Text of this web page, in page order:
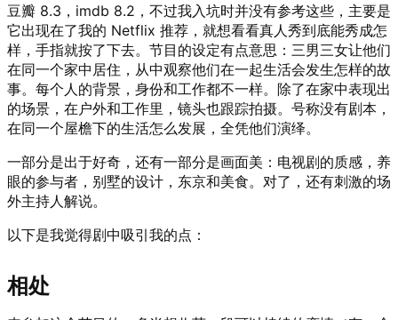
豆瓣 8.3，imdb 8.2，不过我入坑时并没有参考这些，主要是
它出现在了我的 Netflix 推荐，就想看看真人秀到底能秀成怎
样，手指就按了下去。节目的设定有点意思：三男三女让他们
在同一个家中居住，从中观察他们在一起生活会发生怎样的故
事。每个人的背景，身份和工作都不一样。除了在家中表现出
的场景，在户外和工作里，镜头也跟踪拍摄。号称没有剧本，
在同一个屋檐下的生活怎么发展，全凭他们演绎。
一部分是出于好奇，还有一部分是画面美：电视剧的质感，养
眼的参与者，别墅的设计，东京和美食。对了，还有刺激的场
外主持人解说。
以下是我觉得剧中吸引我的点：
相处